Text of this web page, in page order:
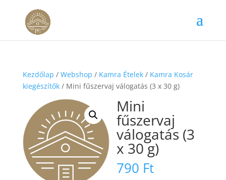
Kezdőlap / Webshop / Kamra Ételek/ Kamra Kosár
kiegészítők/ Mini fűszervaj válogatás (3 x 30 g)
Mini
fűszervaj
válogatás (3
x 30 g)
790 Ft